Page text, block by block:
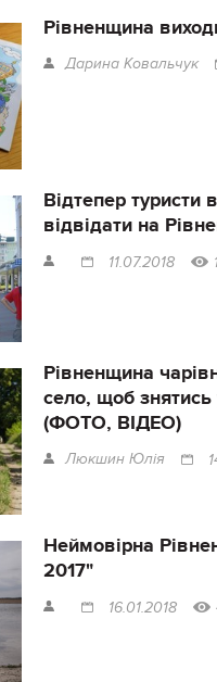
Рівненщина
Дарина Ковальчук
Відтепер туристи
відвідати на
11.07.2018
Рівненщина
село, щоб
(ФОТО, ВІДЕО)
Люкшин Юлія
Неймовірна
2017"
16.01.2018